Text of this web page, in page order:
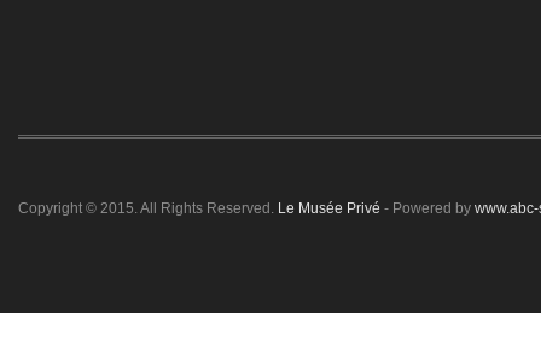
Copyright © 2015. All Rights Reserved. Le Musée Privé - Powered by